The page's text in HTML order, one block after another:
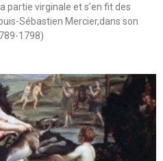
partie virginale et s’en fit des
Sébastien Mercier,dans son
1798)